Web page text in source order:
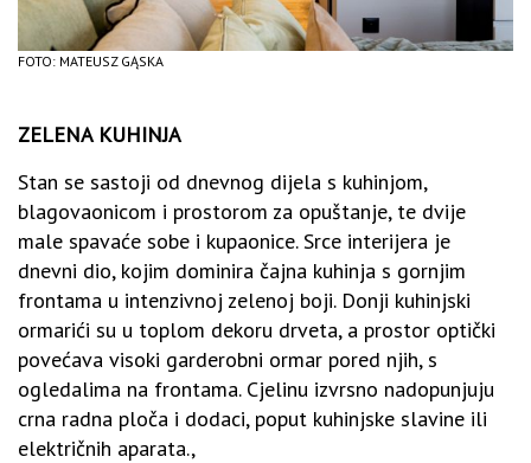
FOTO: MATEUSZ GĄSKA
ZELENA KUHINJA
Stan se sastoji od dnevnog dijela s kuhinjom,
blagovaonicom i prostorom za opuštanje, te dvije
male spavaće sobe i kupaonice. Srce interijera je
dnevni dio, kojim dominira čajna kuhinja s gornjim
frontama u intenzivnoj zelenoj boji. Donji kuhinjski
ormarići su u toplom dekoru drveta, a prostor optički
povećava visoki garderobni ormar pored njih, s
ogledalima na frontama. Cjelinu izvrsno nadopunjuju
crna radna ploča i dodaci, poput kuhinjske slavine ili
električnih aparata.,